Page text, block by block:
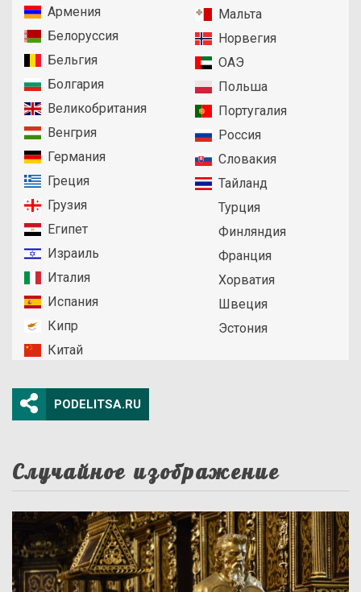
Армения
Белоруссия
Бельгия
Болгария
Великобритания
Венгрия
Германия
Греция
Грузия
Египет
Израиль
Италия
Испания
Кипр
Китай
Мальта
Норвегия
ОАЭ
Польша
Португалия
Россия
Словакия
Тайланд
Турция
Финляндия
Франция
Хорватия
Швеция
Эстония
PODELITSA.RU
Случайное изображение